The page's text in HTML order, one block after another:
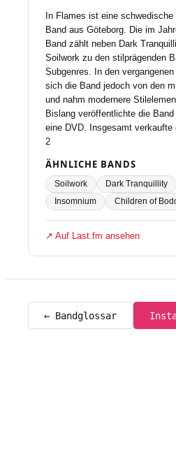
In Flames ist eine
Band aus Göteborg. Die im
Band zählt neben Dark
Soilwork zu den stilprägenden
Subgenres. In den
sich die Band jedoch von den
und nahm modernere
Bislang veröffentlichte die
eine DVD. Insgesamt verkaufte
2
ÄHNLICHE BANDS
Soilwork Dark Tranquillity
Insomnium
Children of
↗ Auf Last.fm ansehen
← Bandglossar